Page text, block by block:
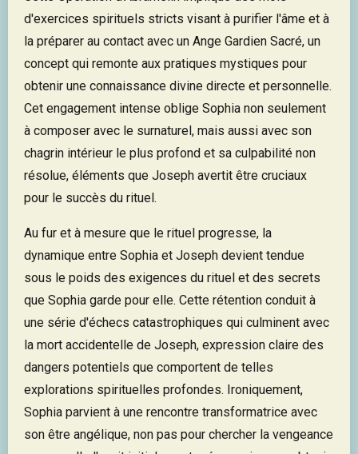
d'exercices spirituels stricts visant à purifier l'âme et à
la préparer au contact avec un Ange Gardien Sacré, un
concept qui remonte aux pratiques mystiques pour
obtenir une connaissance divine directe et personnelle.
Cet engagement intense oblige Sophia non seulement
à composer avec le surnaturel, mais aussi avec son
chagrin intérieur le plus profond et sa culpabilité non
résolue, éléments que Joseph avertit être cruciaux
pour le succès du rituel.
Au fur et à mesure que le rituel progresse, la
dynamique entre Sophia et Joseph devient tendue
sous le poids des exigences du rituel et des secrets
que Sophia garde pour elle. Cette rétention conduit à
une série d'échecs catastrophiques qui culminent avec
la mort accidentelle de Joseph, expression claire des
dangers potentiels que comportent de telles
explorations spirituelles profondes. Ironiquement,
Sophia parvient à une rencontre transformatrice avec
son être angélique, non pas pour chercher la vengeance